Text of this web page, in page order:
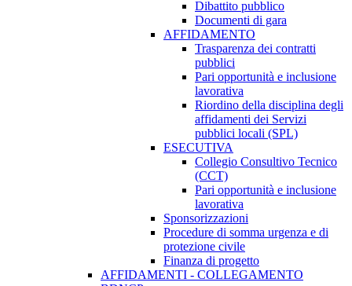
Dibattito pubblico
Documenti di gara
AFFIDAMENTO
Trasparenza dei contratti
pubblici
Pari opportunità e inclusione
lavorativa
Riordino della disciplina degli
affidamenti dei Servizi
pubblici locali (SPL)
ESECUTIVA
Collegio Consultivo Tecnico
(CCT)
Pari opportunità e inclusione
lavorativa
Sponsorizzazioni
Procedure di somma urgenza e di
protezione civile
Finanza di progetto
AFFIDAMENTI - COLLEGAMENTO